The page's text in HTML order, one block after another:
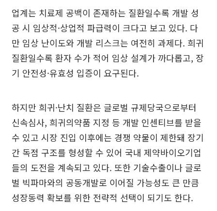
업계는 치료제 공백이 존재하는 질환일수록 개발 성
공 시 임상적·상업적 파급력이 크다고 보고 있다. 다
만 임상 난이도와 개발 리스크는 여전히 과제다. 희귀
질환일수록 환자 수가 적어 임상 설계가 까다롭고, 장
기 안전성·유효성 입증이 요구된다.
하지만 희귀·난치 질환은 글로벌 규제당국으로부터
신속심사, 희귀의약품 지정 등 개발 인센티브를 받을
수 있고 시장 진입 이후에는 경쟁 약물이 제한돼 장기
간 독점 구조를 형성할 수 있어 국내 제약바이오기업
들의 도전을 계속되고 있다. 또한 기술수출이나 글로
벌 빅파마와의 공동개발로 이어질 가능성도 큰 만큼
성장동력 확보를 위한 전략적 선택이 되기도 한다.